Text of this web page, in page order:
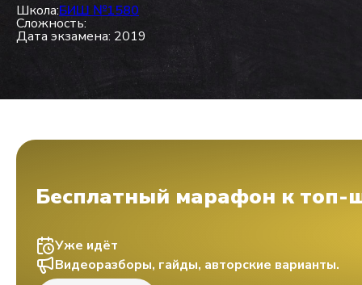
Школа:БИШ №1580
Сложность:
Дата экзамена: 2019
Бесплатный марафон к топ-
Уже идёт
Видеоразборы, гайды, авторские варианты.